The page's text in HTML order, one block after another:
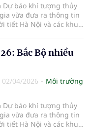
Dự báo khí tượng thủy
vừa đưa ra thông tin
tiết Hà Nội và các khu
Bắc Bộ nhiều
02/04/2026
Môi trường
Dự báo khí tượng thủy
vừa đưa ra thông tin
tiết Hà Nội và các khu